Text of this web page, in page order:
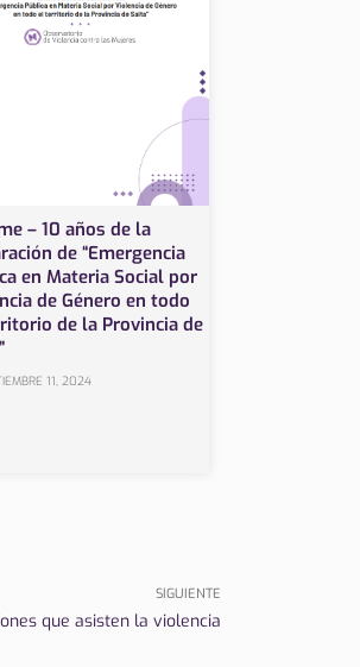
– 10 años de la
de “Emergencia
en Materia Social por
de Género en todo
de la Provincia de
11, 2024
SIGUIENTE
que asisten la violencia